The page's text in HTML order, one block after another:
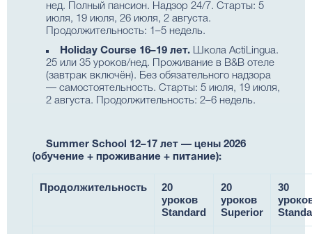
нед. Полный пансион. Надзор 24/7. Старты: 5
июля, 19 июля, 26 июля, 2 августа.
Продолжительность: 1–5 недель.
Holiday Course 16–19 лет. Школа ActiLingua.
25 или 35 уроков/нед. Проживание в B&B отеле
(завтрак включён). Без обязательного надзора
— самостоятельность. Старты: 5 июля, 19 июля,
2 августа. Продолжительность: 2–6 недель.
Summer School 12–17 лет — цены 2026
(обучение + проживание + питание):
Продолжительность
20
уроков
Standard
20
уроков
Superior
30